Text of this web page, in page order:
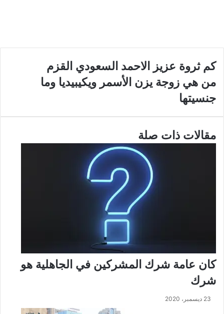
كم ثروة عزيز الاحمد السعودي القزم
من هي زوجة يزن الأسمر ويكيبيديا وما
جنسيتها
مقالات ذات صلة
كان عامة شرك المشركين في الجاهلية هو
شرك
23 ديسمبر، 2020